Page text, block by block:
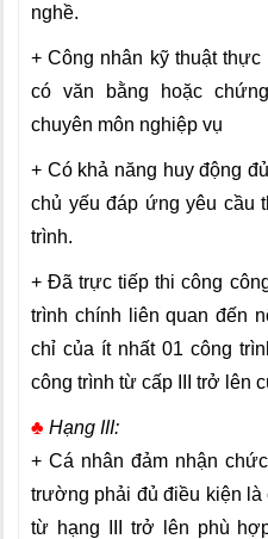
nghề.
+ Công nhân kỹ thuật
có văn bằng hoặc
chuyên môn nghiệp vụ
+ Có khả năng huy động
chủ yếu đáp ứng yêu cầu
trình.
+ Đã trực tiếp thi công
trình chính liên quan đến
chỉ của ít nhất 01 công
công trình từ cấp III trở lên
♣ Hạng III:
+ Cá nhân đảm nhận
trường phải đủ điều kiện
từ hạng III trở lên phù